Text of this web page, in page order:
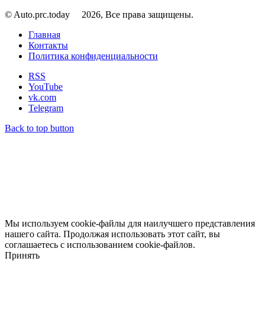
© Auto.prc.today
2026, Все права защищены.
Главная
Контакты
Политика конфиденциальности
RSS
YouTube
vk.com
Telegram
Back to top button
Мы используем cookie-файлы для наилучшего представления
нашего сайта. Продолжая использовать этот сайт, вы
соглашаетесь с использованием cookie-файлов.
Принять